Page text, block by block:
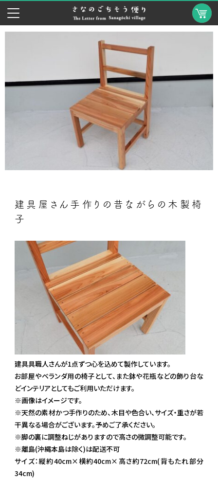
建具屋さん手作りの昔ながらの木製椅
子
建具具職人さんが1点ずつ心を込めて製作しています。
お部屋やベランダ用の椅子として、また鉢や花瓶などの飾り台な
どインテリアとしてもご利用いただけます。
※画像はイメージです。
※天然の素材かつ手作りのため、木目や色合い、サイズ・重さが若
干異なる場合がございます。予めご了承ください。
※脚の裏に調整ねじがありますので高さの微調整可能です。
※離島(沖縄本島は除く)は配送不可
サイズ：縦約40cm×横約40cm×高さ約72cm(背もたれ部分
34cm)